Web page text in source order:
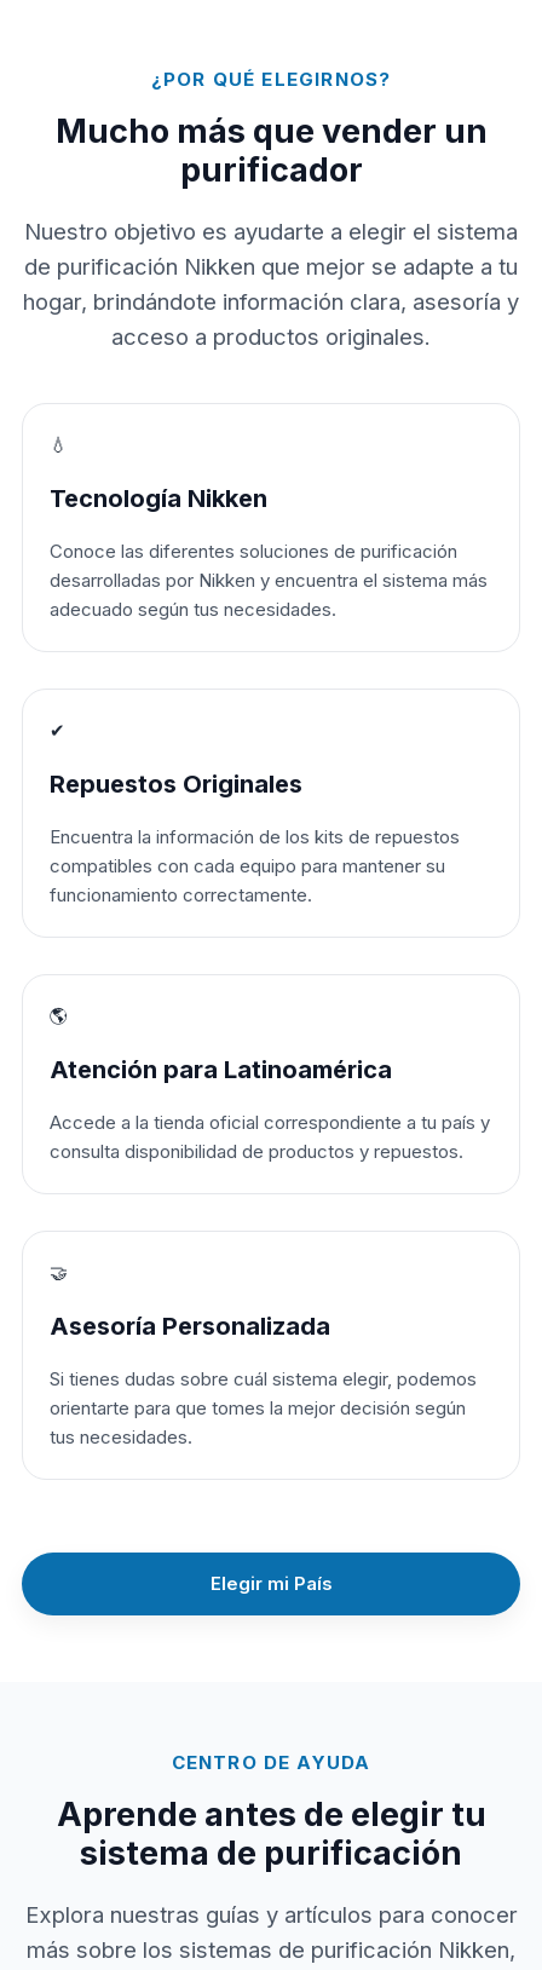
¿POR QUÉ ELEGIRNOS?
Mucho más que vender un
purificador
Nuestro objetivo es ayudarte a elegir el sistema
de purificación Nikken que mejor se adapte a tu
hogar, brindándote información clara, asesoría y
acceso a productos originales.
💧
Tecnología Nikken
Conoce las diferentes soluciones de purificación
desarrolladas por Nikken y encuentra el sistema más
adecuado según tus necesidades.
✔
Repuestos Originales
Encuentra la información de los kits de repuestos
compatibles con cada equipo para mantener su
funcionamiento correctamente.
🌎
Atención para Latinoamérica
Accede a la tienda oficial correspondiente a tu país y
consulta disponibilidad de productos y repuestos.
🤝
Asesoría Personalizada
Si tienes dudas sobre cuál sistema elegir, podemos
orientarte para que tomes la mejor decisión según
tus necesidades.
Elegir mi País
CENTRO DE AYUDA
Aprende antes de elegir tu
sistema de purificación
Explora nuestras guías y artículos para conocer
más sobre los sistemas de purificación Nikken,